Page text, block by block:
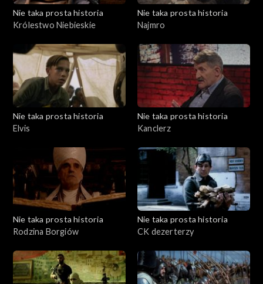
Nie taka prosta historia
Królestwo Niebieskie
Nie taka prosta historia
Najmro
Nie taka prosta historia
Elvis
Nie taka prosta historia
Kanclerz
Nie taka prosta historia
Rodzina Borgiów
Nie taka prosta historia
CK dezerterzy